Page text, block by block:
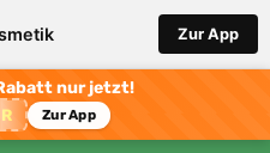
Zur App
nur jetzt!
Zur App